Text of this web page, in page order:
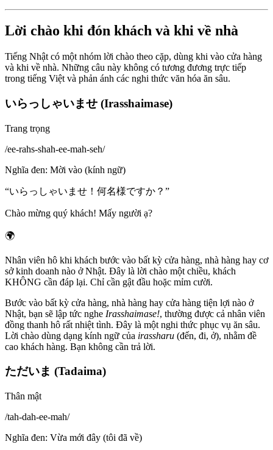
Lời chào khi đón khách và khi về nhà
Tiếng Nhật có một nhóm lời chào theo cặp, dùng khi vào cửa hàng
và khi về nhà. Những câu này không có tương đương trực tiếp
trong tiếng Việt và phản ánh các nghi thức văn hóa ăn sâu.
いらっしゃいませ (Irasshaimase)
Trang trọng
/ee-rahs-shah-ee-mah-seh/
Nghĩa đen: Mời vào (kính ngữ)
“いらっしゃいませ！何名様ですか？ ”
Chào mừng quý khách! Mấy người ạ?
🌍
Nhân viên hô khi khách bước vào bất kỳ cửa hàng, nhà hàng hay cơ
sở kinh doanh nào ở Nhật. Đây là lời chào một chiều, khách
KHÔNG cần đáp lại. Chỉ cần gật đầu hoặc mỉm cười.
Bước vào bất kỳ cửa hàng, nhà hàng hay cửa hàng tiện lợi nào ở
Nhật, bạn sẽ lập tức nghe Irasshaimase!, thường được cả nhân viên
đồng thanh hô rất nhiệt tình. Đây là một nghi thức phục vụ ăn sâu.
Lời chào dùng dạng kính ngữ của irassharu (đến, đi, ở), nhằm đề
cao khách hàng. Bạn không cần trả lời.
ただいま (Tadaima)
Thân mật
/tah-dah-ee-mah/
Nghĩa đen: Vừa mới đây (tôi đã về)